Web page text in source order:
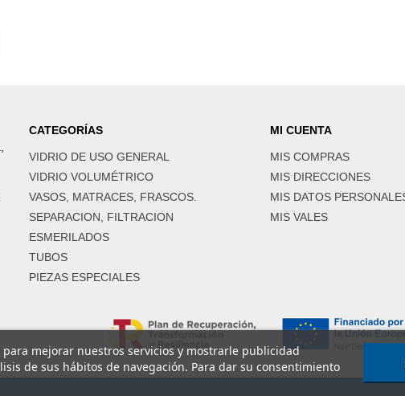
mejorar nuestros servicios y mostrarle publicidad
de sus hábitos de navegación. Para dar su consentimiento
CATEGORÍAS
VIDRIO DE USO GENERAL
VIDRIO VOLUMÉTRICO
VASOS, MATRACES, FRASCOS.
SEPARACION, FILTRACION
ESMERILADOS
TUBOS
PIEZAS ESPECIALES
MI CUENTA
MIS COMPRAS
MIS DIRECCIONES
MIS DATOS
MIS VALES